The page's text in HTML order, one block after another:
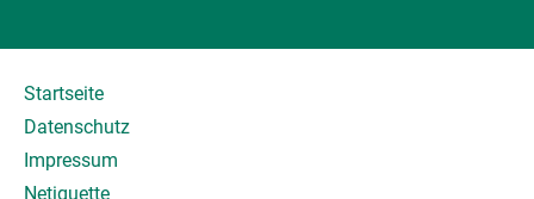
Startseite
Datenschutz
Impressum
Netiquette